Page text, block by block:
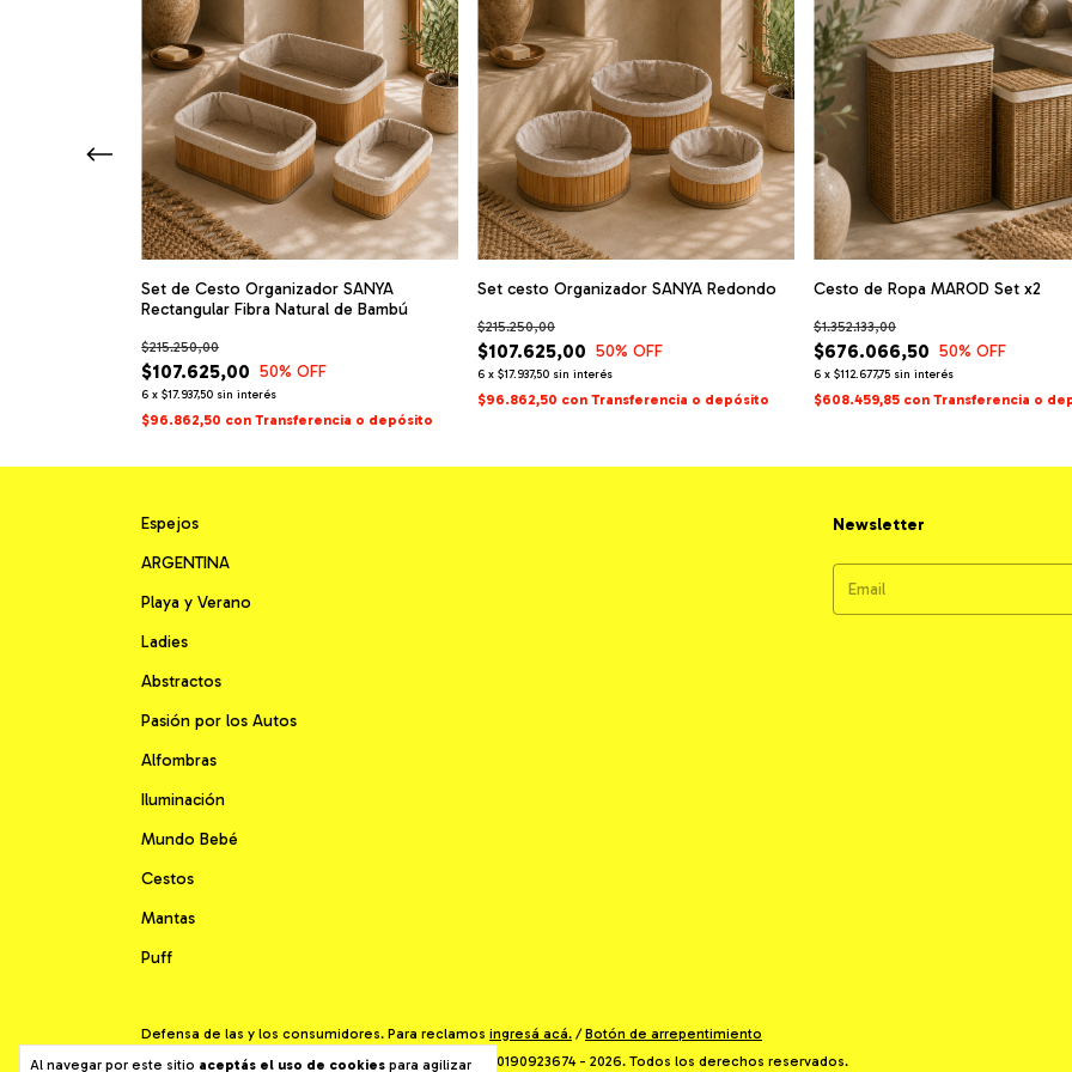
Al navegar por este sitio aceptás el uso de cookies para agilizar
Set de Cesto Organizador SANYA
Rectangular Fibra Natural de Bambú
$107.625,00
$215.250,00
50% OFF
6 x $17.937,50 sin interés
$96.862,50 con Transferencia o depósito
Set cesto Organizador SANYA Redondo
$107.625,00
$215.250,00
50% OFF
6 x $17.937,50 sin interés
$96.862,50 con Transferencia o depósito
Cesto de Ropa MAROD Set x2
$676.066,50
$1.352.133,00
50% OFF
6 x $112.677,75 sin interés
$608.459,85 con Transferencia o
Espejos
ARGENTINA
Playa y Verano
Ladies
Abstractos
Pasión por los Autos
Alfombras
Iluminación
Mundo Bebé
Cestos
Mantas
Puff
Newsletter
Defensa de las y los consumidores. Para reclamos ingresá acá. / Botón de arrepentimiento
Copyright Che Deco - 20190923674 - 2026. Todos los derechos reservados.